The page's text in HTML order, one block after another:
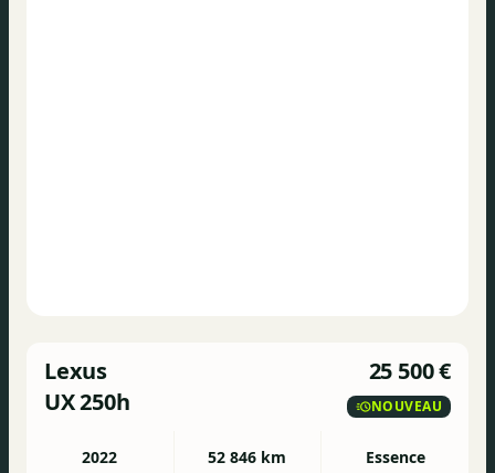
Lexus
UX 250h
25 500 €
NOUVEAU
2022 52 846 km Essence